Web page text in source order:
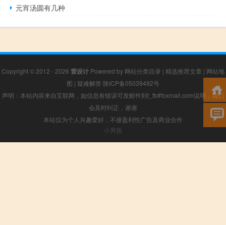
元宵汤圆有几种
Copyright © 2012 - 2026 雷设计 Powered by 网站分类目录 | 精选推荐文章 | 网站地
图 | 疑难解答 陕ICP备05039492号
声明：本站内容来自互联网，如信息有错误可发邮件到f_fb#foxmail.com说明，我们
会及时纠正，谢谢
本站仅为个人兴趣爱好，不接盈利性广告及商业合作
小男孩